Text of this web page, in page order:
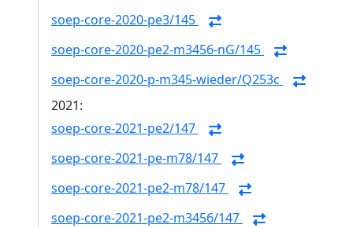
soep-core-2020-pe3/145
soep-core-2020-pe2-m3456-nG/145
soep-core-2020-p-m345-wieder/Q253c
2021:
soep-core-2021-pe2/147
soep-core-2021-pe-m78/147
soep-core-2021-pe2-m78/147
soep-core-2021-pe2-m3456/147